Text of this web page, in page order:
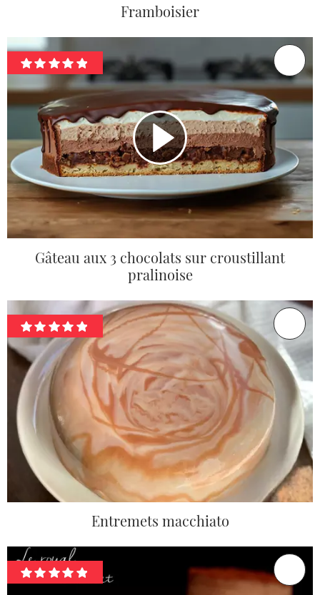
Framboisier
Gâteau aux 3 chocolats sur croustillant
pralinoise
Entremets macchiato